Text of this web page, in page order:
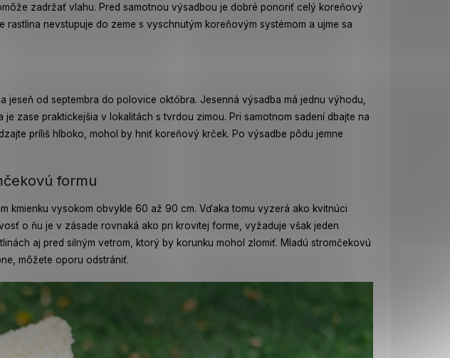
zadržať vlahu. Pred samotnou výsadbou je dobré ponoriť celý koreňový
nevstupuje do zeme s vyschnutým koreňovým systémom a ujme sa
od septembra do polovice októbra. Jesenná výsadba má jednu výhodu,
zase praktickejšia v lokalitách s tvrdou zimou. Pri samotnom sadení dbajte na
príliš hlboko, mohol by hniť koreňový krček. Po výsadbe pôdu jemne
formu
kmienku vysokom obvykle 60 až 90 cm. Vďaka tomu vyzerá ako kvitnúci
o ňu je v zásade rovnaká ako pri krovitej forme, vyžaduje však jeden
aj pred silným vetrom, ktorý by korunku mohol zlomiť. Mladú stromčekovú
môžete oporu odstrániť.